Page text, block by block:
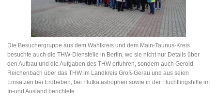
Die Besuchergruppe aus dem Wahlkreis und dem Main-Taunus-Kreis
besuchte auch die THW-Dienstelle in Berlin, wo sie nicht nur Details über
den Aufbau und die Aufgaben des THW erfuhren, sondern auch Gerold
Reichenbach über das THW im Landkreis Groß-Gerau und aus seien
Einsätzen bei Erdbeben, bei Flutkatastrophen sowie in der Flüchtlingshilfe im
In-und Ausland berichtete.